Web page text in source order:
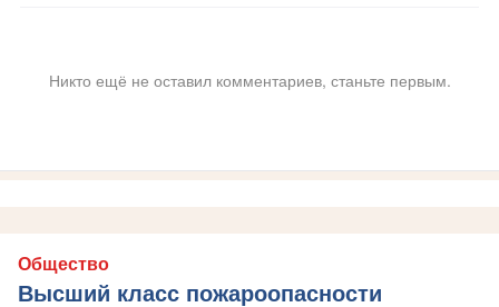
Никто ещё не оставил комментариев, станьте первым.
Общество
Высший класс пожароопасности